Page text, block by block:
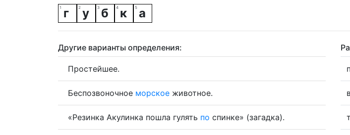
г у б к а
Другие варианты определения:
Простейшее.
Беспозвоночное морское животное.
«Резинка Акулинка пошла гулять по спинке» (загадка).